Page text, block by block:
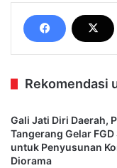
Rekomendasi
Gali Jati Diri Daerah,
Tangerang Gelar FGD
untuk Penyusunan
Diorama